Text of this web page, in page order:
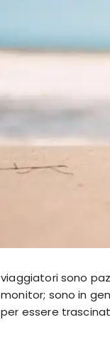
viaggiatori sono
monitor; sono in
per essere